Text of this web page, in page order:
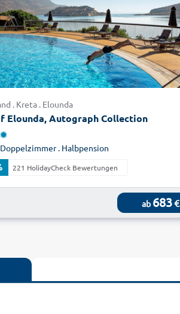
. Kreta . Elounda
Elounda, Autograph Collection
. Halbpension
221 HolidayCheck Bewertungen
ab 683€